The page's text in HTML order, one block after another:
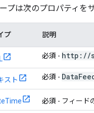
プは次のプロパティを
プ 説明
必須 - http: //
スト 必須 - Data
必須 - フィード